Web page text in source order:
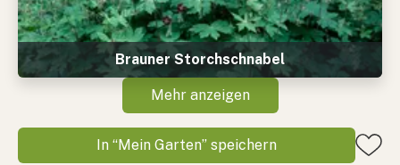
Brauner Storchschnabel
Mehr anzeigen
In “Mein Garten” speichern